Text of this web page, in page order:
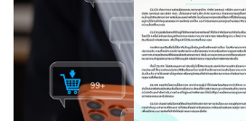
QR Payment ไม่ใช่รูปแบบบริการช
เดียว ตัวอย่างที่เห็นได้บ่อยก็เช่น แอป
เครือ Alibaba Group และ WeChat
จีนนิยมใช้รับ-ชำระเงินผ่านสมาร์ตโฟ
แข่งรายใหญ่ที่ขับเคี่ยวกันดุเดือดบนส